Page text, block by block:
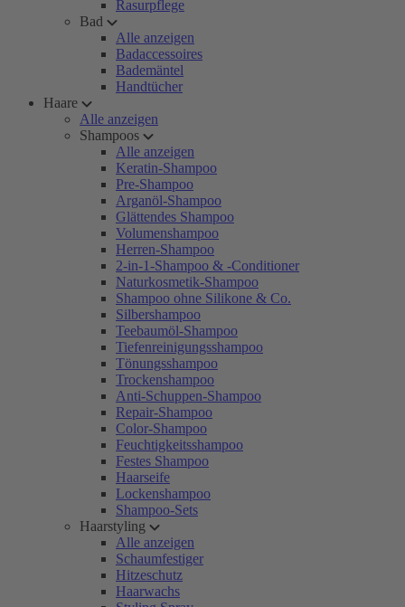
Rasurpflege
Bad
Alle anzeigen
Badaccessoires
Bademäntel
Handtücher
Haare
Alle anzeigen
Shampoos
Alle anzeigen
Keratin-Shampoo
Pre-Shampoo
Arganöl-Shampoo
Glättendes Shampoo
Volumenshampoo
Herren-Shampoo
2-in-1-Shampoo & -Conditioner
Naturkosmetik-Shampoo
Shampoo ohne Silikone & Co.
Silbershampoo
Teebaumöl-Shampoo
Tiefenreinigungsshampoo
Tönungsshampoo
Trockenshampoo
Anti-Schuppen-Shampoo
Repair-Shampoo
Color-Shampoo
Feuchtigkeitsshampoo
Festes Shampoo
Haarseife
Lockenshampoo
Shampoo-Sets
Haarstyling
Alle anzeigen
Schaumfestiger
Hitzeschutz
Haarwachs